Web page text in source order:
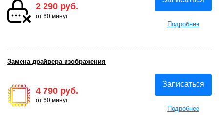
2 290 руб.
от 60 минут
Подробнее
4 790 руб.
от 60 минут
Записаться
Подробнее
Замена драйвера изображения